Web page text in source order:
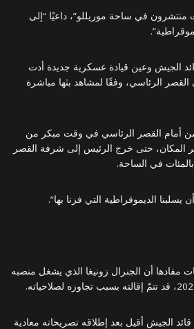
منتشرون في ساحة موريللو”، داعيًا “إلى
الجيش وعين قيادة عسكرية جديدة أدت
القصر الرئاسي، وفقًا لمشاهد بثها مباشرة
أمام القصر الرئاسي في وقت مبكر من
المكان، حتى خرج الرئيس إلى شرفة القصر
في الساحة.
الديموقراطية التي فزنا بها”.
مفادها أن الجنرال زونيغا الذي يشغل منصبه
الجيش أقيل بعد إطلاقه تصريحاته معادية